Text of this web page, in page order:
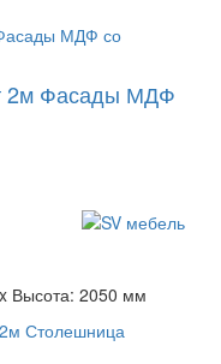
2м Фасады МДФ
Высота: 2050 мм